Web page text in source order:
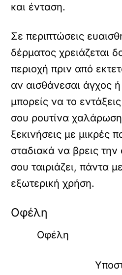
και ένταση.
Σε περιπτώσεις
δέρματος χρειάζεται
περιοχή πριν από
αν αισθάνεσαι άγχος
μπορείς να το
σου ρουτίνα
ξεκινήσεις με μικρές
σταδιακά να βρεις την
σου ταιριάζει, πάντα
εξωτερική χρήση.
Οφέλη
Οφέλη